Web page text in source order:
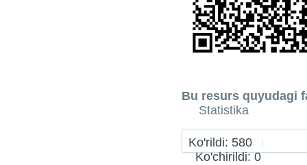
Bu resurs quyudagi
Statistika
Ko'rildi: 580
Ko'chirildi: 0